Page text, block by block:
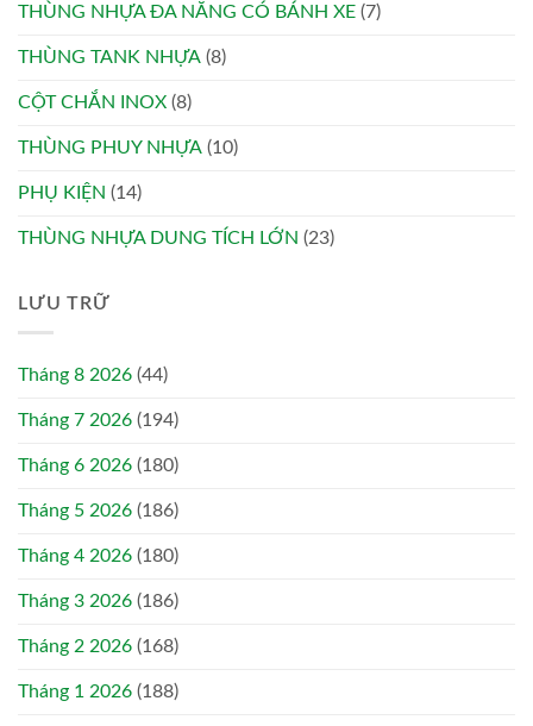
THÙNG NHỰA ĐA NĂNG CÓ BÁNH XE (7)
THÙNG TANK NHỰA (8)
CỘT CHẮN INOX (8)
THÙNG PHUY NHỰA (10)
PHỤ KIỆN (14)
THÙNG NHỰA DUNG TÍCH LỚN (23)
LƯU TRỮ
Tháng 8 2026 (44)
Tháng 7 2026 (194)
Tháng 6 2026 (180)
Tháng 5 2026 (186)
Tháng 4 2026 (180)
Tháng 3 2026 (186)
Tháng 2 2026 (168)
Tháng 1 2026 (188)